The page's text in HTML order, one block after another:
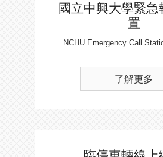
國立中興大學緊急
置
NCHU Emergency Call
了解更多